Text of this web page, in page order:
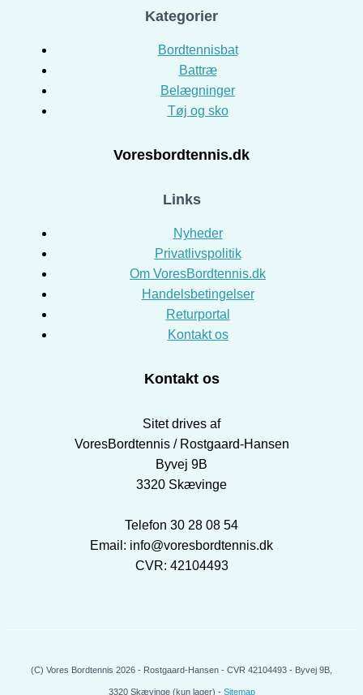
Kategorier
Bordtennisbat
Battræ
Belægninger
Tøj og sko
Voresbordtennis.dk
Links
Nyheder
Privatlivspolitik
Om VoresBordtennis.dk
Handelsbetingelser
Returportal
Kontakt os
Kontakt os
Sitet drives af
VoresBordtennis / Rostgaard-Hansen
Byvej 9B
3320 Skævinge
Telefon 30 28 08 54
Email: info@voresbordtennis.dk
CVR: 42104493
(C) Vores Bordtennis 2026 - Rostgaard-Hansen - CVR 42104493 - Byvej 9B,
3320 Skævinge (kun lager) - Sitemap